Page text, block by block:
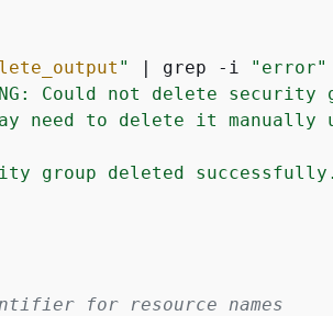
" | grep -i "error"
Could not delete security
need to delete it
group deleted
for resource names